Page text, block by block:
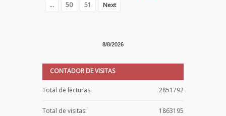
…
50 51 Next
8/8/2026
CONTADOR DE VISITAS
2851792
Total de lecturas:
1863195
Total de visitas: